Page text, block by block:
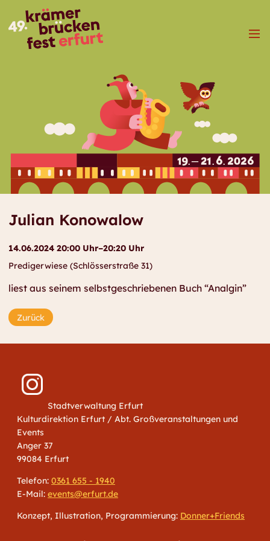
Menü
Julian Konowalow
14.06.2024 20:00 Uhr–20:20 Uhr
Predigerwiese (Schlösserstraße 31)
liest aus seinem selbstgeschriebenen Buch “Analgin”
Zurück
Stadtverwaltung Erfurt
Kulturdirektion Erfurt / Abt. Großveranstaltungen und
Events
Anger 37
99084 Erfurt
Telefon: 0361 655 - 1940
E-Mail: events@erfurt.de
Konzept, Illustration, Programmierung: Donner+Friends